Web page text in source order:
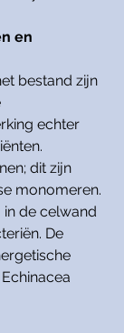
en
bestand zijn
echter
dit zijn
monomeren.
de celwand
De